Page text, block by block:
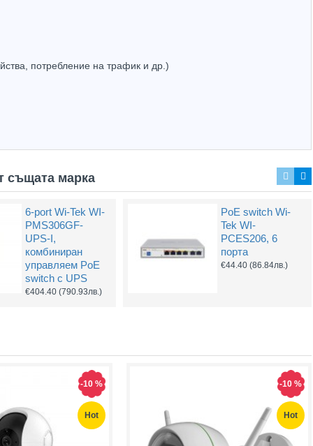
потребление на трафик и др.)
Dahua PFT1300
PoE удължител
€35.34(69.12лв.)
Gigabit Smart
PoE switch
Hikvision DS-
3E1506P-EI, 6
порта
същата марка
6-port Wi-Tek WI-
PMS306GF-
UPS-I,
комбиниран
управляем PoE
switch с UPS
€404.40 (790.93лв.)
PoE switch Wi-
Tek WI-
PCES206, 6
порта
€44.40 (86.84лв.)
Hot
-10 %
Hot
-10 %